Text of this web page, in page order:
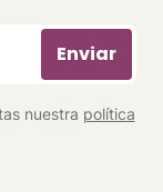
Enviar
nuestra política